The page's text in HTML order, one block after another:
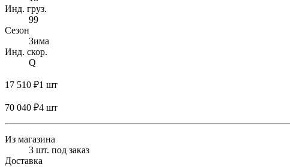
Инд. груз.
99
Сезон
Зима
Инд. скор.
Q
17 510 ₽1 шт
70 040 ₽4 шт
Из магазина
3 шт. под заказ
Доставка